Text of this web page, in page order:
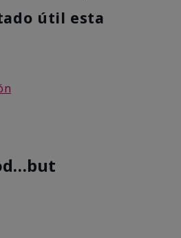
útil esta